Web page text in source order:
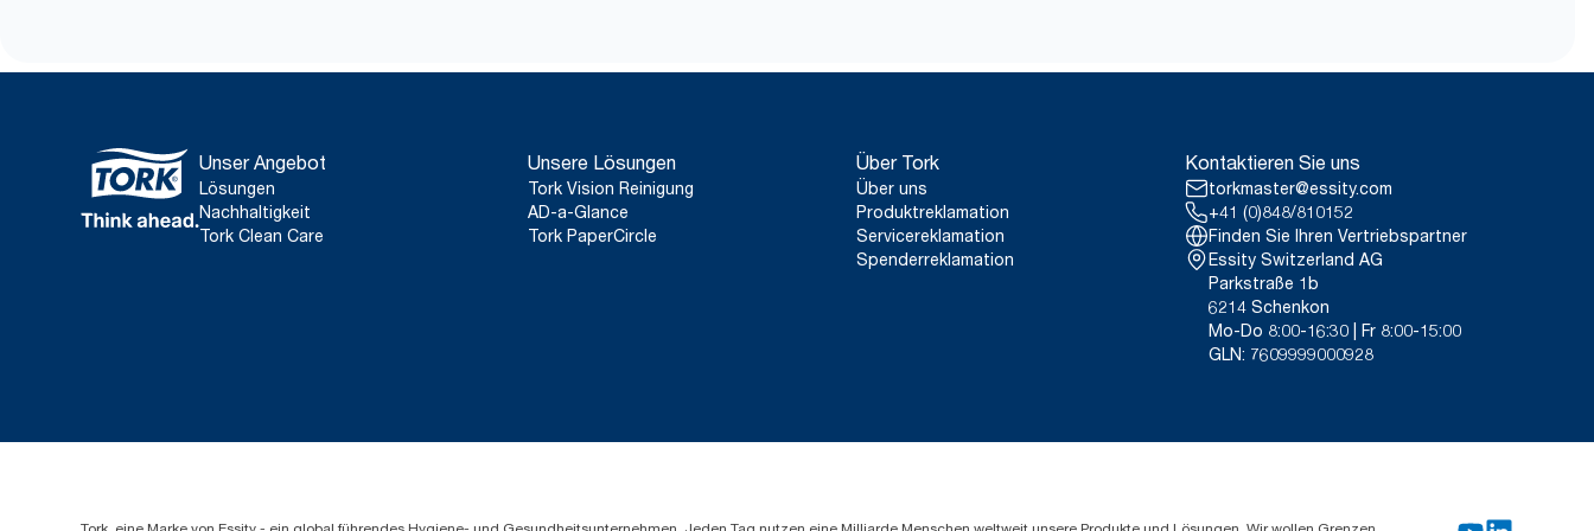
abdecken, kombiniert mit Nutzungsdaten. Da es sich bei diesen Daten um einen
Systemdurchschnitt handelt, sind sie nicht für die CO2-Berichterstattung für spezielle Artikel und
einen speziellen Verbrauch gedacht.
Unser Angebot
Lösungen
Nachhaltigkeit
Tork Clean Care
Unsere Lösungen
Tork Vision Reinigung
AD-a-Glance
Tork PaperCircle
Über Tork
Über uns
Produktreklamation
Servicereklamation
Spenderreklamation
Kontaktieren Sie uns
torkmaster@essity.com
+41 (0)848/810152
Finden Sie Ihren Vertriebspartner
Essity Switzerland AG
Parkstraße 1b
6214 Schenkon
Mo-Do 8:00-16:30 | Fr 8:00-15:00
GLN: 7609999000928